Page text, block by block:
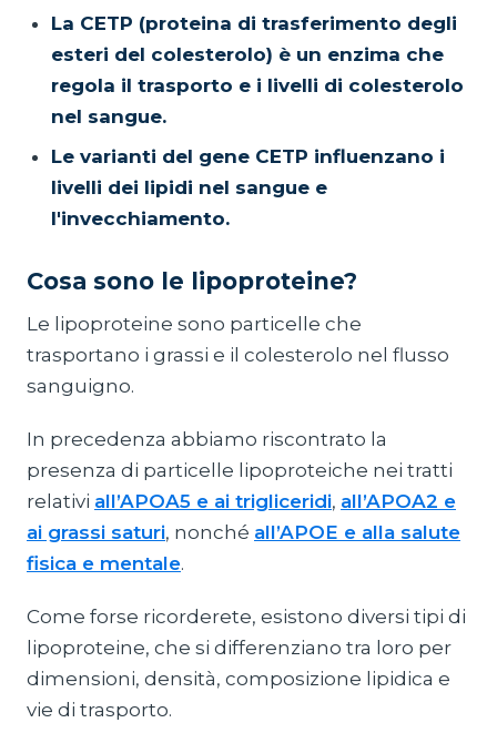
La CETP (proteina di trasferimento degli
esteri del colesterolo) è un enzima che
regola il trasporto e i livelli di colesterolo
nel sangue.
Le varianti del gene CETP influenzano i
livelli dei lipidi nel sangue e
l'invecchiamento.
Cosa sono le lipoproteine?
Le lipoproteine sono particelle che
trasportano i grassi e il colesterolo nel flusso
sanguigno.
In precedenza abbiamo riscontrato la
presenza di particelle lipoproteiche nei tratti
relativi all’APOA5 e ai trigliceridi, all’APOA2 e
ai grassi saturi, nonché all’APOE e alla salute
fisica e mentale.
Come forse ricorderete, esistono diversi tipi di
lipoproteine, che si differenziano tra loro per
dimensioni, densità, composizione lipidica e
vie di trasporto.